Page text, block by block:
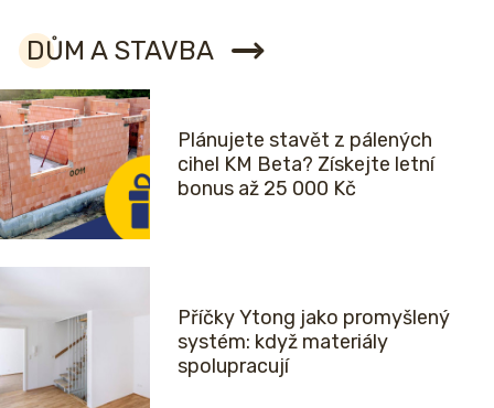
DŮM A STAVBA
Plánujete stavět z pálených
cihel KM Beta? Získejte letní
bonus až 25 000 Kč
Příčky Ytong jako promyšlený
systém: když materiály
spolupracují